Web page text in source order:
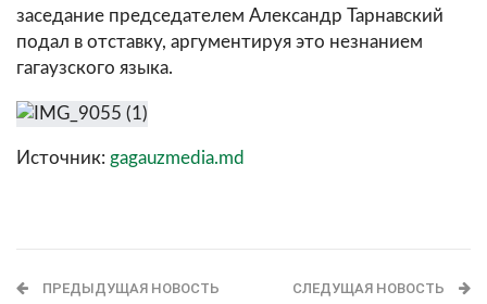
заседание председателем Александр Тарнавский
подал в отставку, аргументируя это незнанием
гагаузского языка.
Источник: gagauzmedia.md
ПРЕДЫДУЩАЯ НОВОСТЬ СЛЕДУЩАЯ НОВОСТЬ